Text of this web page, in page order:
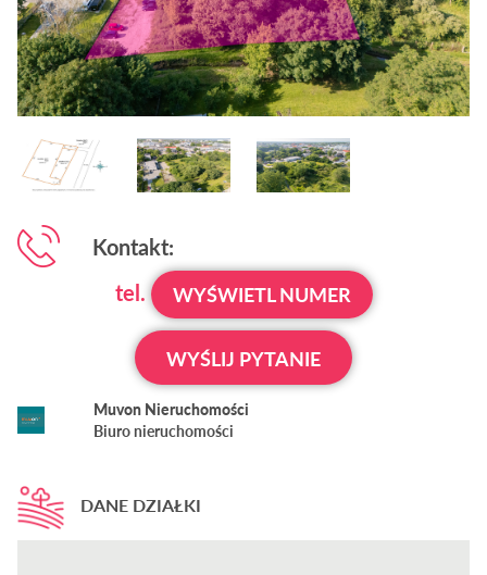
Kontakt:
tel.
WYŚWIETL NUMER
WYŚLIJ PYTANIE
Muvon Nieruchomości
Biuro nieruchomości
DANE DZIAŁKI